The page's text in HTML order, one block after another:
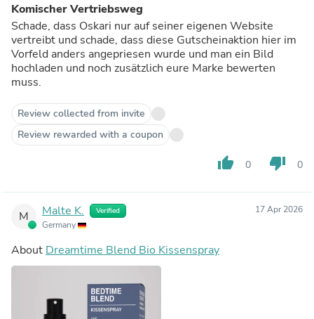
Komischer Vertriebsweg
Schade, dass Oskari nur auf seiner eigenen Website
vertreibt und schade, dass diese Gutscheinaktion hier im
Vorfeld anders angepriesen wurde und man ein Bild
hochladen und noch zusätzlich eure Marke bewerten
muss.
Review collected from invite
Review rewarded with a coupon
thumb_up 0 thumb_down 0
M Malte K. Verified
Germany
17 Apr 2026
About Dreamtime Blend Bio Kissenspray